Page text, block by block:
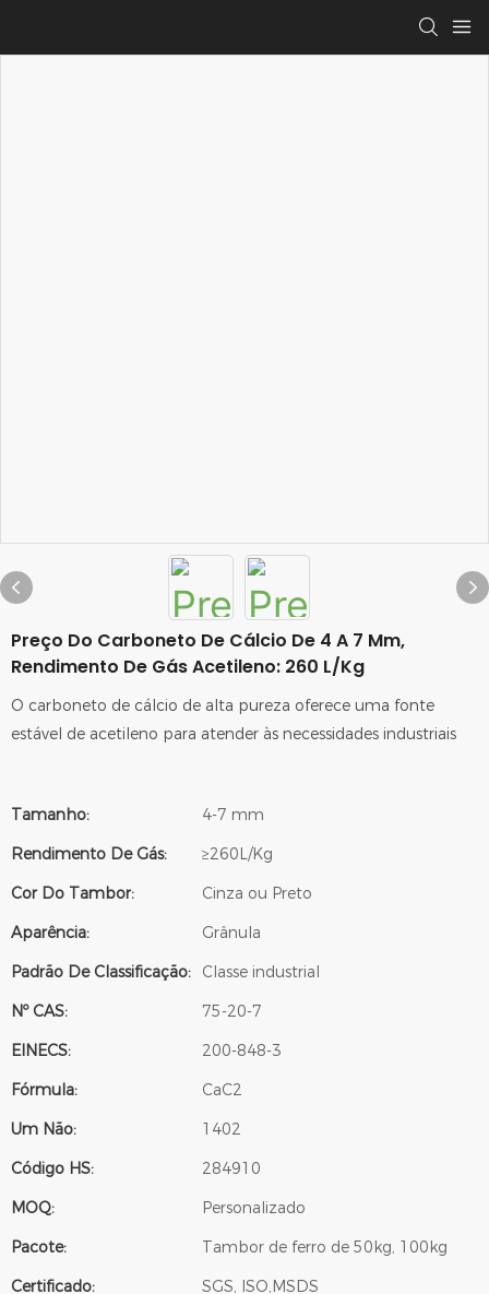
Preço Do Carboneto De Cálcio De 4 A 7 Mm,
Rendimento De Gás Acetileno: 260 L/kg
O carboneto de cálcio de alta pureza oferece uma fonte
estável de acetileno para atender às necessidades industriais
Tamanho:
4-7 mm
Rendimento De Gás:
≥260L/Kg
Cor Do Tambor:
Cinza ou Preto
Aparência:
Grânula
Padrão De Classificação:
Classe industrial
Nº CAS:
75-20-7
EINECS:
200-848-3
Fórmula:
CaC2
Um Não:
1402
Código HS:
284910
MOQ:
Personalizado
Pacote:
Tambor de ferro de 50kg, 100kg
Certificado:
SGS, ISO,MSDS